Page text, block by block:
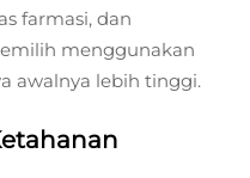
farmasi, dan
menggunakan
awalnya lebih tinggi.